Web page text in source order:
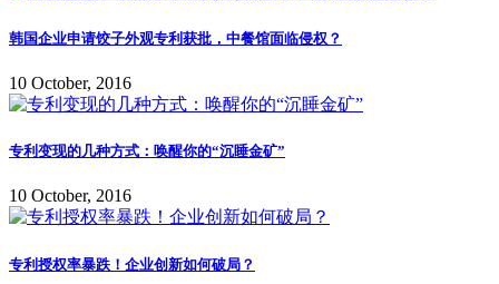
韩国企业申请饺子外观专利获批，中餐馆面临侵权？
10 October, 2016
专利变现的几种方式：唤醒你的“沉睡金矿”
10 October, 2016
专利授权率暴跌！企业创新如何破局？